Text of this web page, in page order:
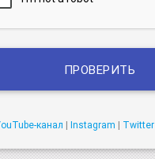
ПРОВЕРИТЬ
канал | Instagram | Twitter